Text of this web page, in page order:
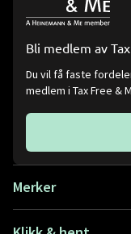
Bli medlem av
Du vil få faste
medlem i Tax Free &
Merker